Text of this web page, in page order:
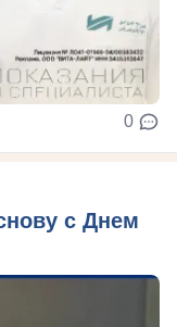
0
с Днем